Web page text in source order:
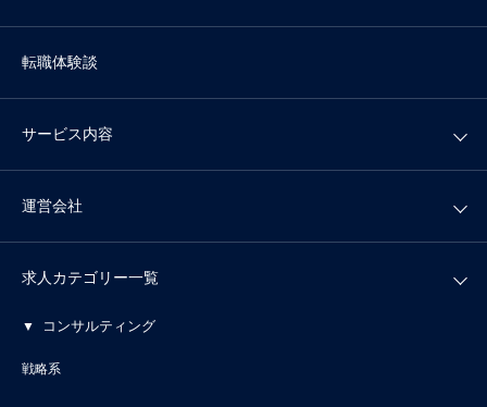
転職体験談
サービス内容
運営会社
求人カテゴリー一覧
コンサルティング
戦略系